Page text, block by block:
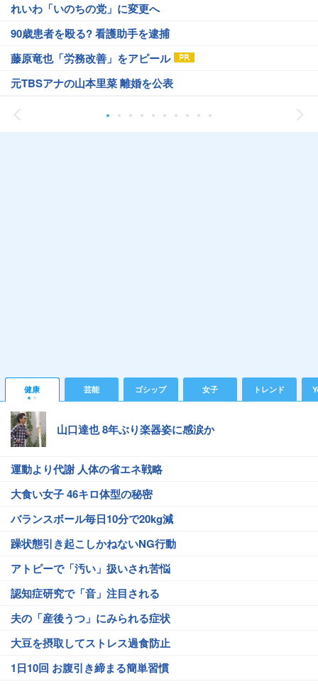
れいわ「いのちの党」に変更へ
90歳患者を殴る? 看護助手を逮捕
藤原竜也「労務改善」をアピール
元TBSアナの山本里菜 離婚を公表
健康 芸能 ゴシップ 女子 トレンド
山口達也 8年ぶり楽器姿に感涙か
運動より代謝 人体の省エネ戦略
大食い女子 46キロ体型の秘密
バランスボール毎日10分で20kg減
躁状態引き起こしかねないNG行動
アトピーで「汚い」扱いされ苦悩
認知症研究で「音」注目される
夫の「産後うつ」にみられる症状
大豆を摂取してストレス過食防止
1日10回 お腹引き締まる簡単習慣